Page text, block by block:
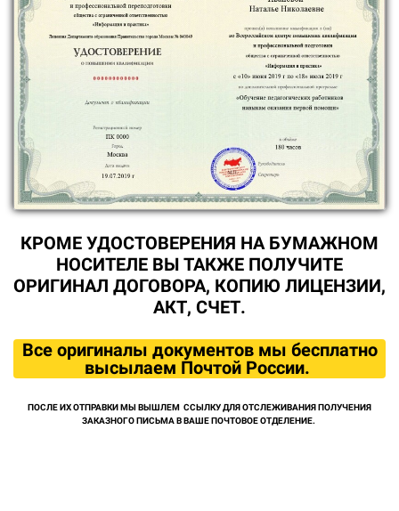
КРОМЕ УДОСТОВЕРЕНИЯ НА БУМАЖНОМ
НОСИТЕЛЕ ВЫ ТАКЖЕ ПОЛУЧИТЕ
ОРИГИНАЛ ДОГОВОРА, КОПИЮ ЛИЦЕНЗИИ,
АКТ, СЧЕТ.
Все оригиналы документов мы бесплатно
высылаем Почтой России.
ПОСЛЕ ИХ ОТПРАВКИ МЫ ВЫШЛЕМ ССЫЛКУ ДЛЯ ОТСЛЕЖИВАНИЯ ПОЛУЧЕНИЯ
ЗАКАЗНОГО ПИСЬМА В ВАШЕ ПОЧТОВОЕ ОТДЕЛЕНИЕ.